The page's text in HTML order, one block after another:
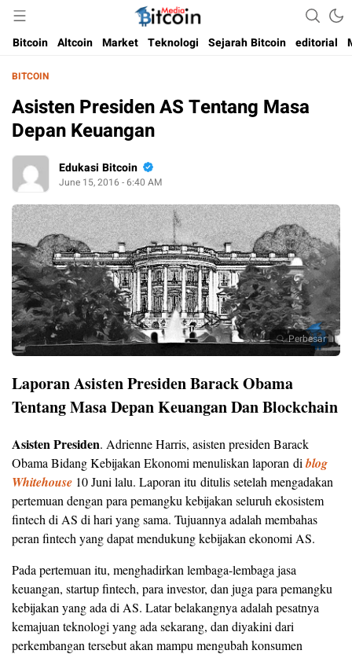
Bitcoin Media Indonesia
Media Bitcoin dan Cryptocurrency, dan Blockchain di Indonesia
Bitcoin Altcoin Market Teknologi Sejarah Bitcoin editorial
BITCOIN
Asisten Presiden AS Tentang Masa
Depan Keuangan
Edukasi Bitcoin
June 15, 2016 - 6:40 AM
Perbesar
Laporan Asisten Presiden Barack Obama
Tentang Masa Depan Keuangan Dan Blockchain
Asisten Presiden. Adrienne Harris, asisten presiden Barack
Obama Bidang Kebijakan Ekonomi menuliskan laporan diblog
Whitehouse 10 Juni lalu. Laporan itu ditulis setelah mengadakan
pertemuan dengan para pemangku kebijakan seluruh ekosistem
fintech di AS di hari yang sama. Tujuannya adalah membahas
peran fintech yang dapat mendukung kebijakan ekonomi AS.
Pada pertemuan itu, menghadirkan lembaga-lembaga jasa
keuangan, startup fintech, para investor, dan juga para pemangku
kebijakan yang ada di AS. Latar belakangnya adalah pesatnya
kemajuan teknologi yang ada sekarang, dan diyakini dari
perkembangan tersebut akan mampu mengubah konsumen